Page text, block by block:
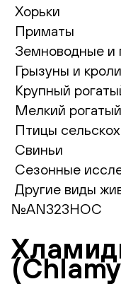
Хорьки
Приматы
Земноводные
Грызуны и
Крупный
Мелкий
Птицы
Свиньи
Сезонные
Другие виды
№AN323НОС